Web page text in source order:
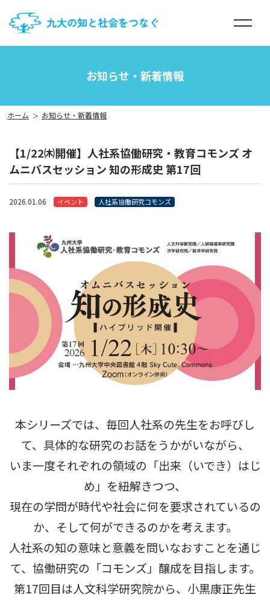
お知らせ・新着情報
ホーム お知らせ・新着情報
【1/22㈭開催】人社系協働研究・教育コモンズ オ
ムニバスセッション 知の形成史 第17回
2026.01.06 イベント 人社系協働研究コモンズ
本シリーズでは、毎回人社系の先生をお呼びし
て、具体的な研究のお話をうかがいながら、
いま一度それぞれの領域の「出来（いでき）はじ
め」を紐解きつつ、
現在の学問が時代や社会に何を要求されているの
か、そして何ができるのかを考えます。
人社系の知の意味と意義を問いなおすことを通じ
て、協働研究の「コモンズ」醸成を目指します。
第17回目は人文科学研究院から、小黒康正先生